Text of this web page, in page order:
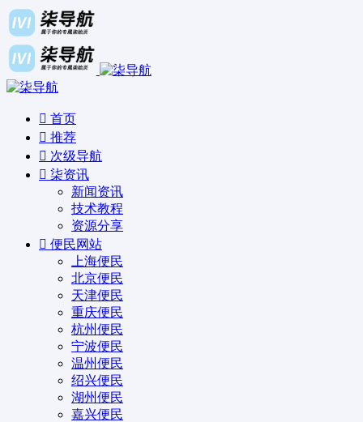
首页
推荐
次级导航
柒资讯
新闻资讯
技术教程
资源分享
便民网站
上海便民
北京便民
天津便民
重庆便民
杭州便民
宁波便民
温州便民
绍兴便民
湖州便民
嘉兴便民